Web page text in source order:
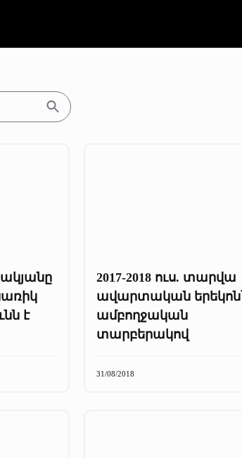
է
2017-2018 ուս. տարվա
ավարտական
ամբողջական
տարբերակով
31/08/2018